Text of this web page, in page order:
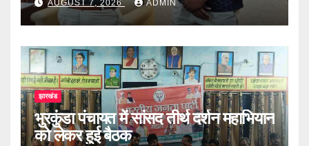
AUGUST 7, 2026 ADMIN
झारखंड
भुरकुंडा पंचायत में सांसद तीर्थ दर्शन महाभियान
को लेकर हुई बैठक